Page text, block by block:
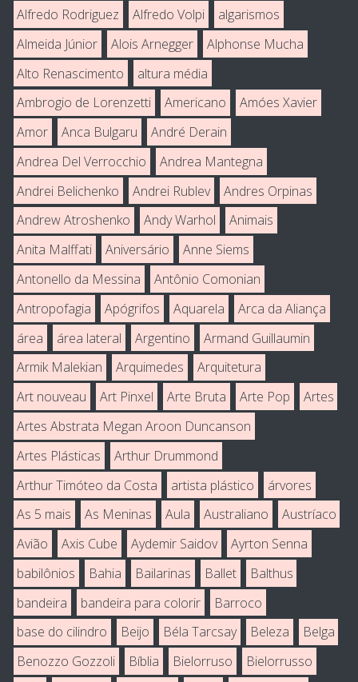
Alfredo Rodriguez
Alfredo Volpi
algarismos
Almeida Júnior
Alois Arnegger
Alphonse Mucha
Alto Renascimento
altura média
Ambrogio de Lorenzetti
Americano
Amóes Xavier
Amor
Anca Bulgaru
André Derain
Andrea Del Verrocchio
Andrea Mantegna
Andrei Belichenko
Andrei Rublev
Andres Orpinas
Andrew Atroshenko
Andy Warhol
Animais
Anita Malffati
Aniversário
Anne Siems
Antonello da Messina
Antônio Comonian
Antropofagia
Apógrifos Aquarela
Arca da Aliança
área
área lateral Argentino
Armand Guillaumin
Armik Malekian
Arquimedes
Arquitetura
Art nouveau
Art Pinxel Arte Bruta Arte Pop
Artes
Artes Abstrata Megan Aroon Duncanson
Artes Plásticas
Arthur Drummond
Arthur Timóteo da Costa
artista plástico
árvores
As 5 mais
As Meninas Aula Australiano
Austríaco
Avião
Axis Cube Aydemir Saidov
Ayrton Senna
babilônios
Bahia Bailarinas Ballet
Balthus
bandeira
bandeira para colorir
Barroco
base do cilindro
Beijo Béla Tarcsay Beleza
Belga
Benozzo Gozzoli
Bíblia Bielorruso
Bielorrusso